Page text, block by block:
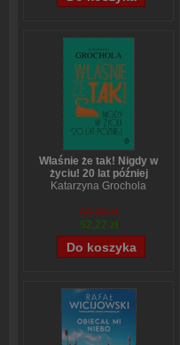
Właśnie że tak! Nigdy w
życiu! 20 lat później
Katarzyna Grochola
65,09 zł
52,27 zł